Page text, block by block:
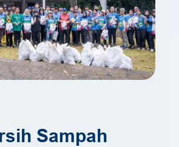
Sampah